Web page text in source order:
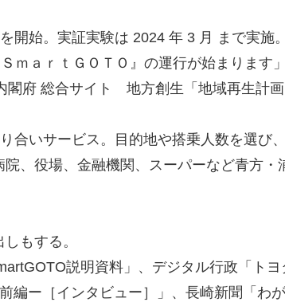
開始。実証実験は 2024 年 3 月 まで実施。
ａｒｔＧＯＴＯ』の運行が始まります
府 総合サイト 地方創生「地域再生計
合いサービス。目的地や搭乗人数を選び
、役場、金融機関、スーパーなど青方・
もする。
説明資料」、デジタル行政「トヨ
編ー［インタビュー］」、長崎新聞「